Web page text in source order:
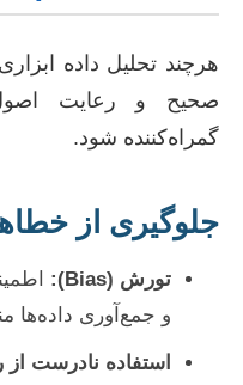
هرچند تحلیل داده
صحیح و رعایت
گمراه‌کننده شود.
جلوگیری از
تورش (Bias):
و جمع‌آوری داده‌ها
استفاده نادرست